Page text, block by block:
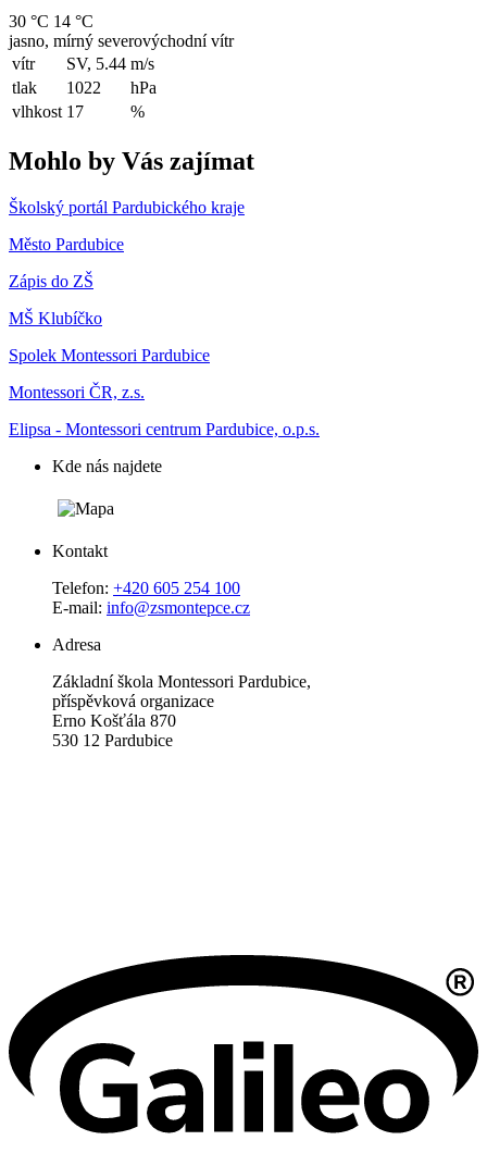
30 °C 14 °C
jasno, mírný severovýchodní vítr
vítr
SV, 5.44 m/s
tlak
1022
hPa
vlhkost 17 %
Mohlo by Vás zajímat
Školský portál Pardubického kraje
Město Pardubice
Zápis do ZŠ
MŠ Klubíčko
Spolek Montessori Pardubice
Montessori ČR, z.s.
Elipsa - Montessori centrum Pardubice, o.p.s.
Kde nás najdete
Kontakt
Telefon: +420 605 254 100
E-mail: info@zsmontepce.cz
Adresa
Základní škola Montessori Pardubice,
příspěvková organizace
Erno Košťála 870
530 12 Pardubice